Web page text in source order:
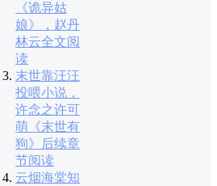
《诡异姑
娘》，赵丹
林云全文阅
读
末世靠汪汪
投喂小说，
许念之许可
萌《末世有
狗》后续章
节阅读
云烟海棠知